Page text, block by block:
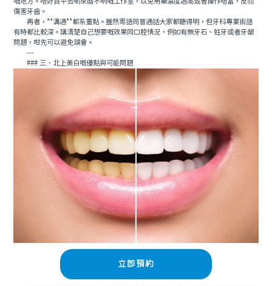
嘅地方。唔好貪平去啲來曆不明嘅工作室，以免用藥濃度過高或者操作唔當，反而
傷害牙齒。
再者，**溝通**都系重點。雖然粵語同普通話大家都聽得明，但牙科專業術語
有時都比較深。講清楚自己想要嘅效果同口腔情況，例如有無牙石、蛀牙或者牙龈
問題，咁先可以避免誤會。
---
### 三、北上美白嘅優點與可能問題
立即預約